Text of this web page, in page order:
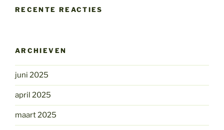
RECENTE REACTIES
ARCHIEVEN
juni 2025
april 2025
maart 2025